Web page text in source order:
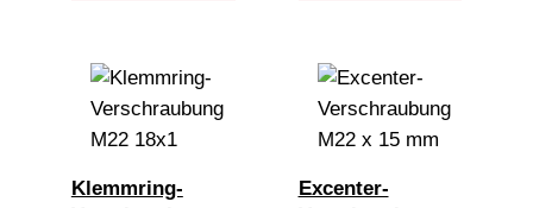
Klemmring-
Excenter-